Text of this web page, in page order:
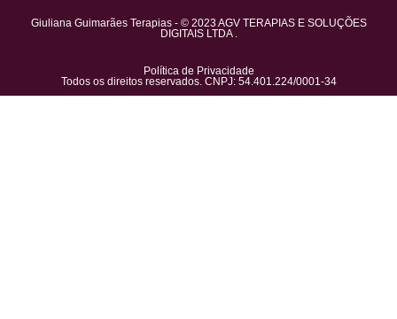
Giuliana Guimarães Terapias - © 2023 AGV TERAPIAS E SOLUÇÕES
DIGITAIS LTDA .
Todos os direitos reservados. CNPJ: 54.401.224/0001-34
Política de Privacidade